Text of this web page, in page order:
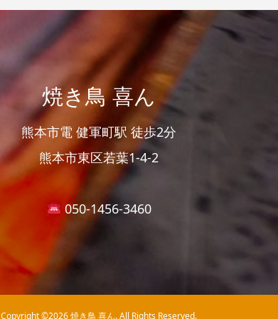
焼き鳥 喜ん
熊本市電 健軍町駅 徒歩2分
熊本市東区若葉1-4-2
050-1456-3460
Copyright ©2026焼き鳥 喜ん. All Rights Reserved.